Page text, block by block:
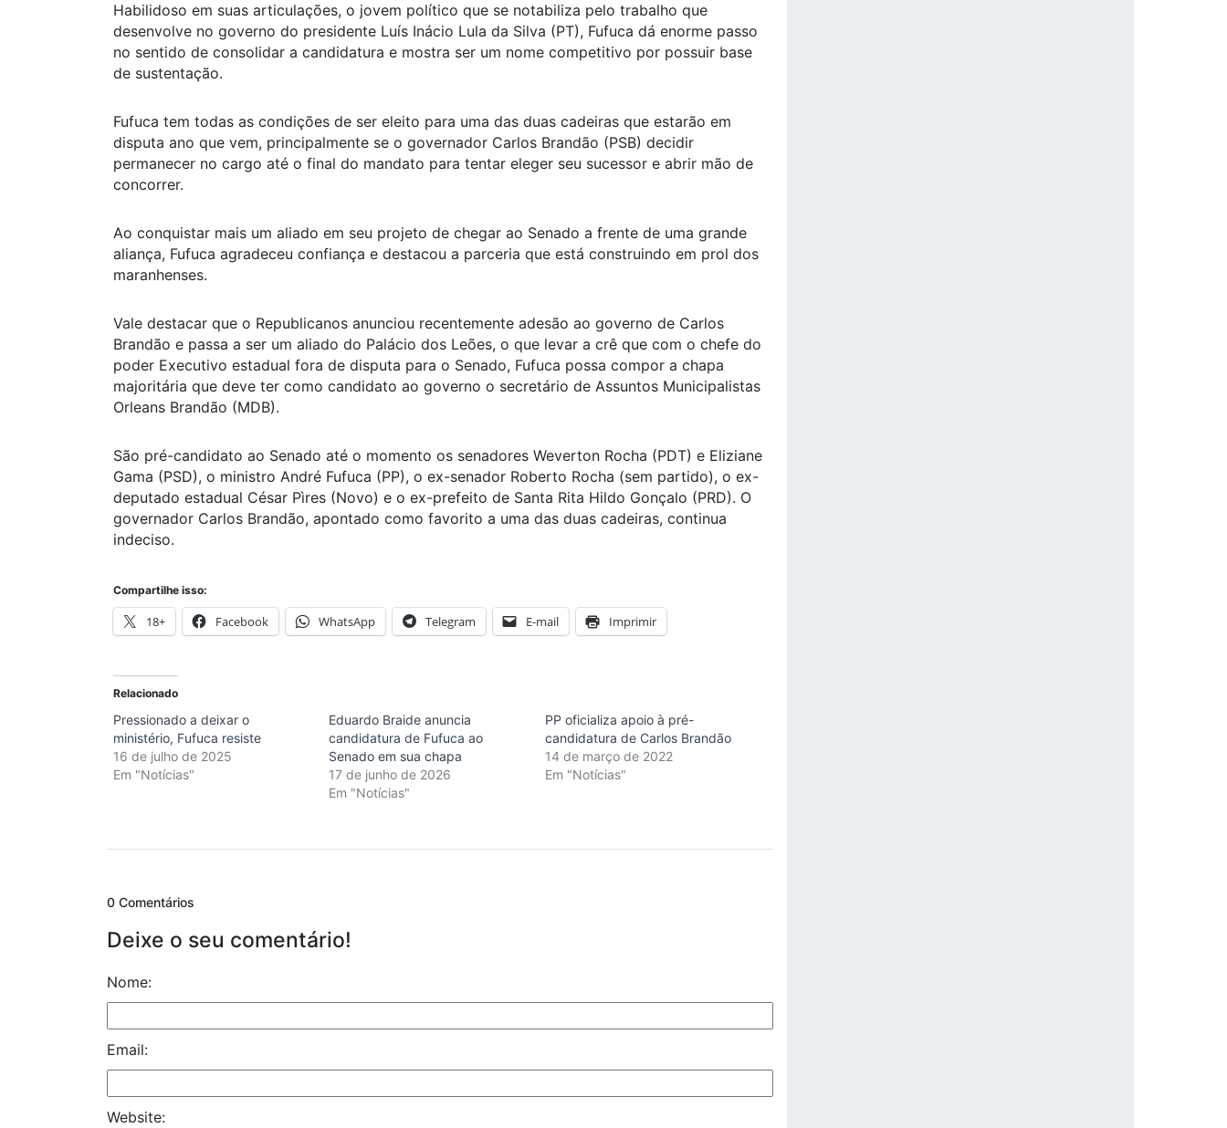
Habilidoso em suas articulações, o jovem político que se notabiliza pelo trabalho que
desenvolve no governo do presidente Luís Inácio Lula da Silva (PT), Fufuca dá enorme passo
no sentido de consolidar a candidatura e mostra ser um nome competitivo por possuir base
de sustentação.
Fufuca tem todas as condições de ser eleito para uma das duas cadeiras que estarão em
disputa ano que vem, principalmente se o governador Carlos Brandão (PSB) decidir
permanecer no cargo até o final do mandato para tentar eleger seu sucessor e abrir mão de
concorrer.
Ao conquistar mais um aliado em seu projeto de chegar ao Senado a frente de uma grande
aliança, Fufuca agradeceu confiança e destacou a parceria que está construindo em prol dos
maranhenses.
Vale destacar que o Republicanos anunciou recentemente adesão ao governo de Carlos
Brandão e passa a ser um aliado do Palácio dos Leões, o que levar a crê que com o chefe do
poder Executivo estadual fora de disputa para o Senado, Fufuca possa compor a chapa
majoritária que deve ter como candidato ao governo o secretário de Assuntos Municipalistas
Orleans Brandão (MDB).
São pré-candidato ao Senado até o momento os senadores Weverton Rocha (PDT) e Eliziane
Gama (PSD), o ministro André Fufuca (PP), o ex-senador Roberto Rocha (sem partido), o ex-
deputado estadual César Pìres (Novo) e o ex-prefeito de Santa Rita Hildo Gonçalo (PRD). O
governador Carlos Brandão, apontado como favorito a uma das duas cadeiras, continua
indeciso.
Compartilhe isso:
18+ Facebook WhatsApp Telegram E-mail Imprimir
Relacionado
Pressionado a deixar o
ministério, Fufuca resiste
16 de julho de 2025
Em "Notícias"
Eduardo Braide anuncia
candidatura de Fufuca ao
Senado em sua chapa
17 de junho de 2026
Em "Notícias"
PP oficializa apoio à pré-
candidatura de Carlos Brandão
14 de março de 2022
Em "Notícias"
0 Comentários
Deixe o seu comentário!
Nome:
Email:
Website: